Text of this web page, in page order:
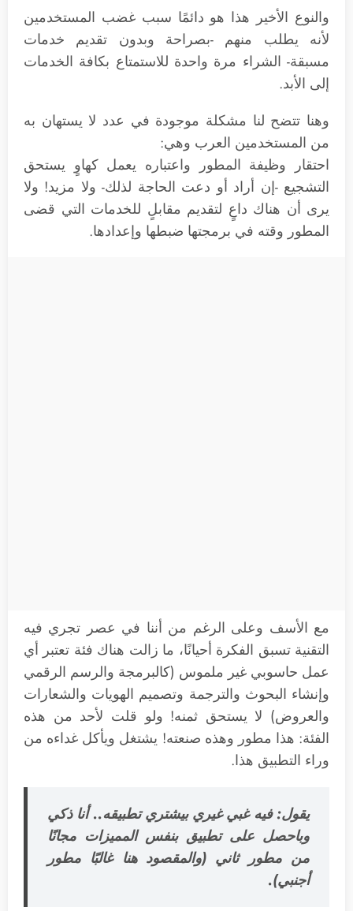
والنوع الأخير هذا هو دائمًا سبب غضب المستخدمين
لأنه يطلب منهم -بصراحة وبدون تقديم خدمات
مسبقة- الشراء مرة واحدة للاستمتاع بكافة الخدمات
إلى الأبد.
وهنا تتضح لنا مشكلة موجودة في عدد لا يستهان به
من المستخدمين العرب وهي:
احتقار وظيفة المطور واعتباره يعمل كهاوٍ يستحق
التشجيع -إن أراد أو دعت الحاجة لذلك- ولا مزيد! ولا
يرى أن هناك داعٍ لتقديم مقابلٍ للخدمات التي قضى
المطور وقته في برمجتها ضبطها وإعدادها.
مع الأسف وعلى الرغم من أننا في عصر تجري فيه
التقنية تسبق الفكرة أحيانًا، ما زالت هناك فئة تعتبر أي
عمل حاسوبي غير ملموس (كالبرمجة والرسم الرقمي
وإنشاء البحوث والترجمة وتصميم الهويات والشعارات
والعروض) لا يستحق ثمنه! ولو قلت لأحد من هذه
الفئة: هذا مطور وهذه صنعته! يشتغل ويأكل غداءه من
وراء التطبيق هذا.
يقول: فيه غبي غيري بيشتري تطبيقه.. أنا ذكي
وباحصل على تطبيق بنفس المميزات مجانًا
من مطور ثاني (والمقصود هنا غالبًا مطور
أجنبي).